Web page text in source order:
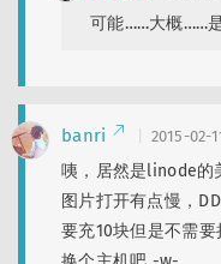
可能……大概……
banri 2015-02-
咦，居然是linode的
图片打开有点慢，
要充10块但是不需要